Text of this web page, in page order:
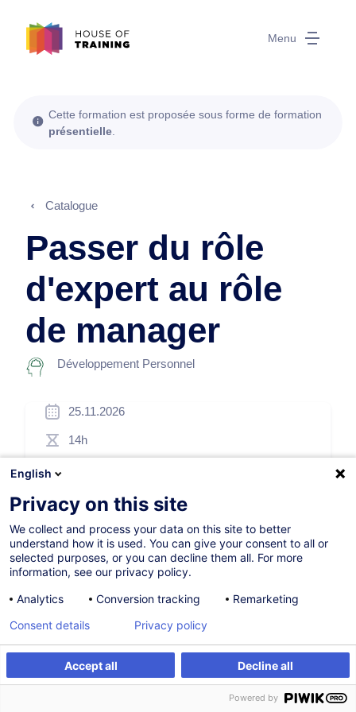
Menu
S'inscrire Formation sur mesure
Cette formation est proposée sous forme de formation
présentielle
Catalogue
Passer du rôle
d'expert au rôle
de manager
Développement Personnel
25.11.2026
14h
Cours du jour
French / Français
008384
S'inscrire
Formation sur mesure
English
Privacy on this site
We collect and process your data on this site to better
understand how it is used. You can give your consent to all or
selected purposes, or you can decline them all. For more
information, see our privacy policy.
Analytics
Conversion tracking Remarketing
Accept all Decline all
Consent details Privacy policy
Powered by